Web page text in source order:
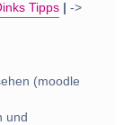
Tipps
->
(moodle
und